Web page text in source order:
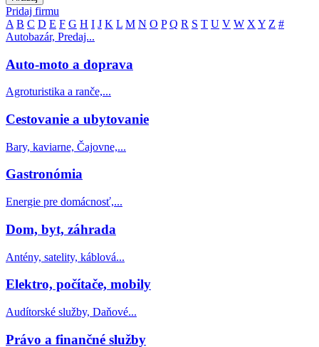
Pridaj firmu
A B C D E F G H I J K L M N O P Q R S T U V W X Y Z #
Autobazár, Predaj...
Auto-moto a doprava
Agroturistika a ranče,...
Cestovanie a ubytovanie
Bary, kaviarne, Čajovne,...
Gastronómia
Energie pre domácnosť,...
Dom, byt, záhrada
Antény, satelity, káblová...
Elektro, počítače, mobily
Audítorské služby, Daňové...
Právo a finančné služby